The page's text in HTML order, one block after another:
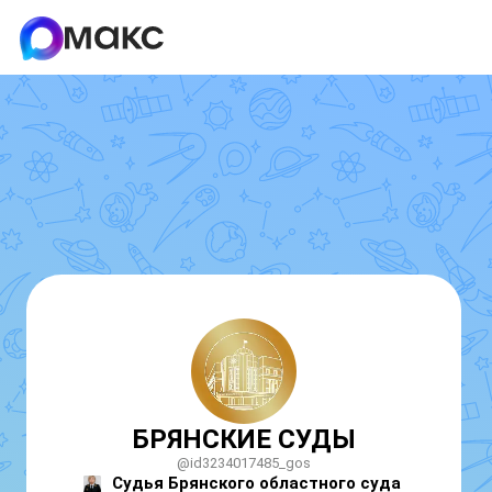
БРЯНСКИЕ СУДЫ
@id3234017485_gos
Судья Брянского областного суда